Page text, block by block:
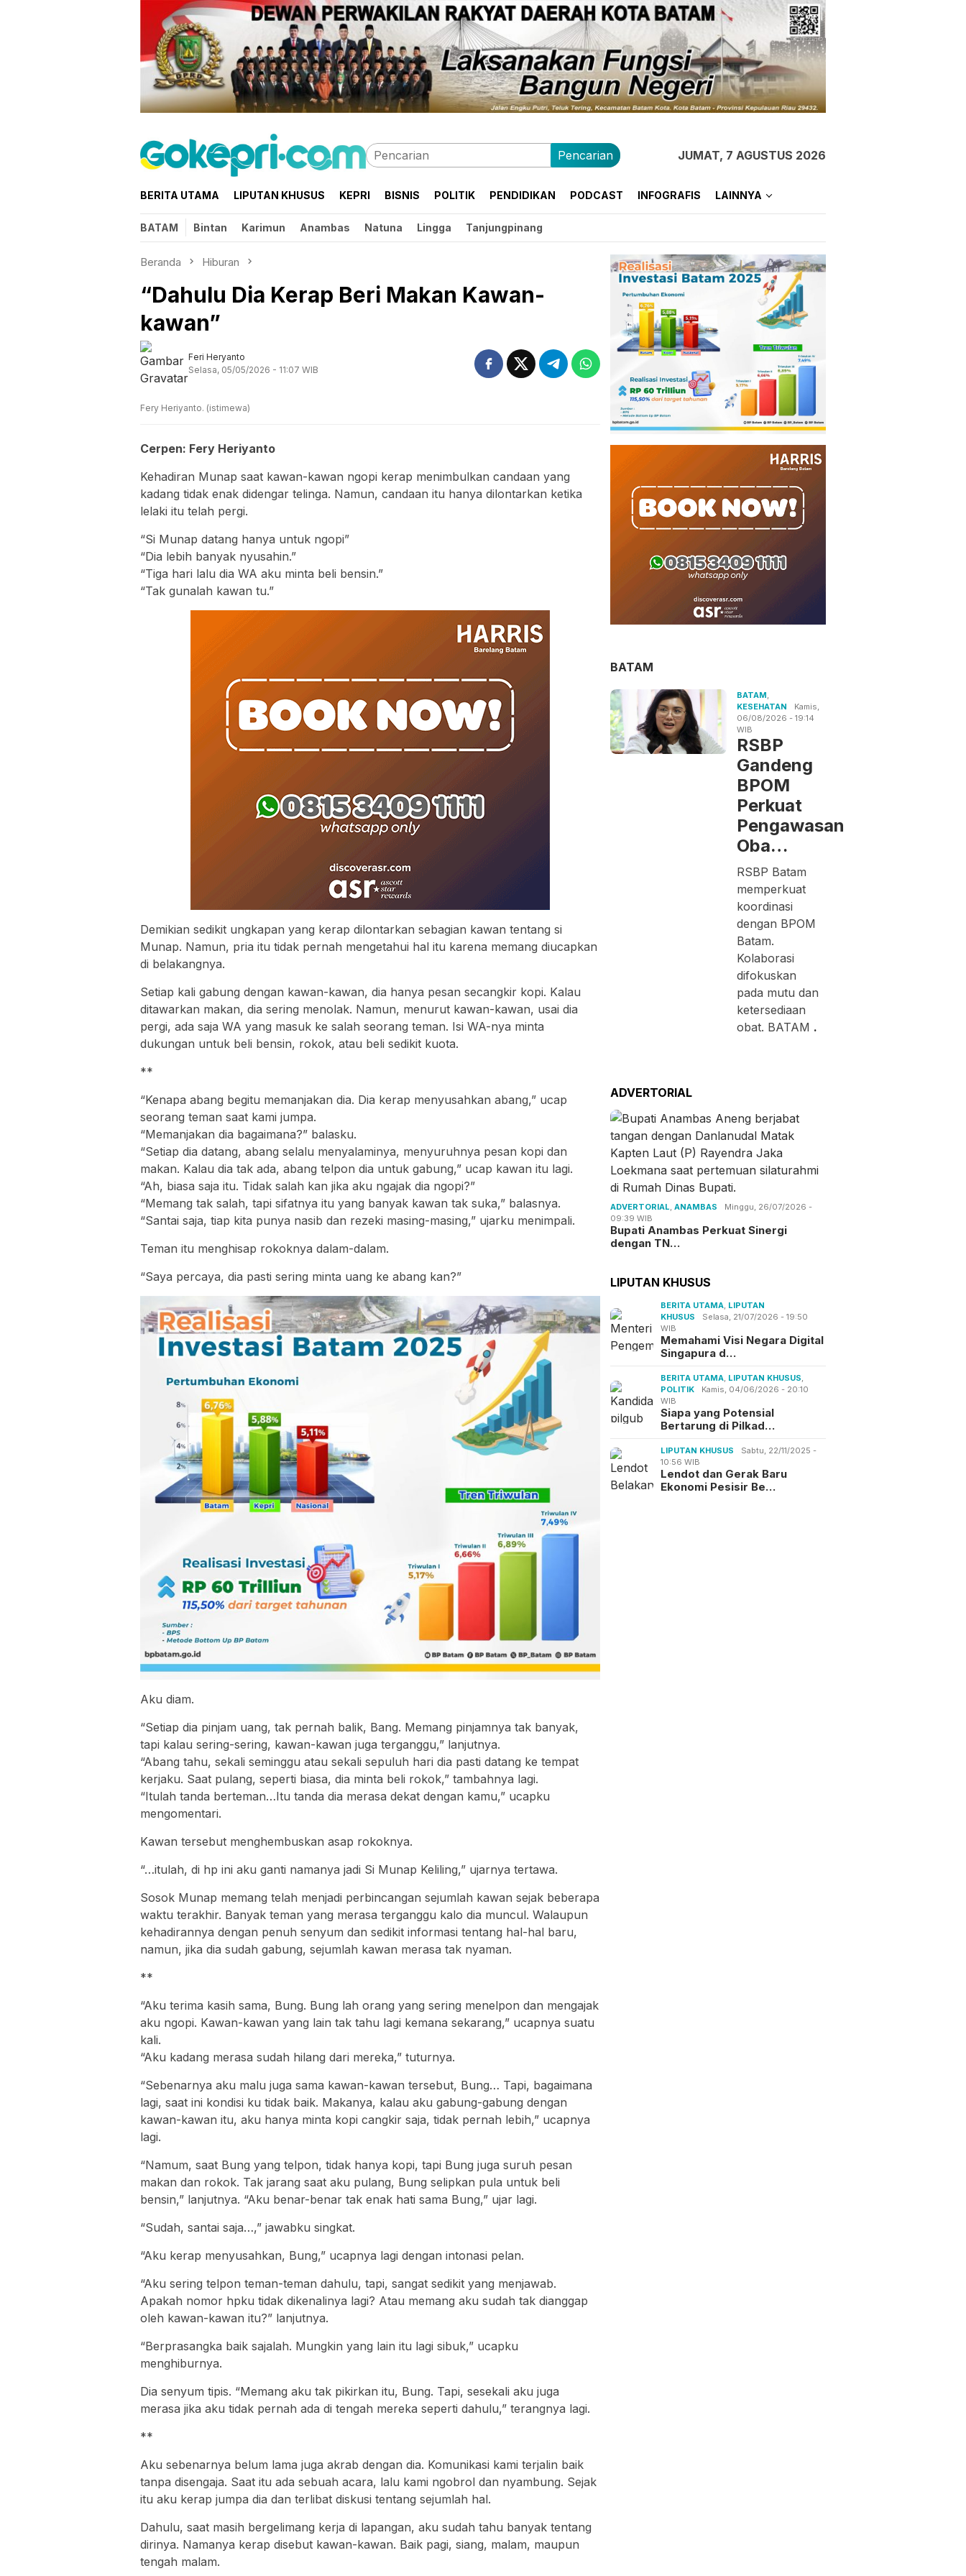
Pencarian JUMAT, 7 AGUSTUS 2026
BERITA UTAMA LIPUTAN KHUSUS KEPRI BISNIS POLITIK PENDIDIKAN PODCAST INFOGRAFIS LAINNYA
BATAM Bintan Karimun Anambas Natuna Lingga Tanjungpinang
Beranda Hiburan
“Dahulu Dia Kerap Beri Makan Kawan-
kawan”
Feri Heryanto
Selasa, 05/05/2026 - 11:07 WIB
Fery Heriyanto. (istimewa)
Cerpen: Fery Heriyanto
Kehadiran Munap saat kawan-kawan ngopi kerap menimbulkan candaan yang
kadang tidak enak didengar telinga. Namun, candaan itu hanya dilontarkan ketika
lelaki itu telah pergi.
“Si Munap datang hanya untuk ngopi”
“Dia lebih banyak nyusahin.”
“Tiga hari lalu dia WA aku minta beli bensin.”
“Tak gunalah kawan tu.”
Demikian sedikit ungkapan yang kerap dilontarkan sebagian kawan tentang si
Munap. Namun, pria itu tidak pernah mengetahui hal itu karena memang diucapkan
di belakangnya.
Setiap kali gabung dengan kawan-kawan, dia hanya pesan secangkir kopi. Kalau
ditawarkan makan, dia sering menolak. Namun, menurut kawan-kawan, usai dia
pergi, ada saja WA yang masuk ke salah seorang teman. Isi WA-nya minta
dukungan untuk beli bensin, rokok, atau beli sedikit kuota.
**
“Kenapa abang begitu memanjakan dia. Dia kerap menyusahkan abang,” ucap
seorang teman saat kami jumpa.
“Memanjakan dia bagaimana?” balasku.
“Setiap dia datang, abang selalu menyalaminya, menyuruhnya pesan kopi dan
makan. Kalau dia tak ada, abang telpon dia untuk gabung,” ucap kawan itu lagi.
“Ah, biasa saja itu. Tidak salah kan jika aku ngajak dia ngopi?”
“Memang tak salah, tapi sifatnya itu yang banyak kawan tak suka,” balasnya.
“Santai saja, tiap kita punya nasib dan rezeki masing-masing,” ujarku menimpali.
Teman itu menghisap rokoknya dalam-dalam.
“Saya percaya, dia pasti sering minta uang ke abang kan?”
Aku diam.
“Setiap dia pinjam uang, tak pernah balik, Bang. Memang pinjamnya tak banyak,
tapi kalau sering-sering, kawan-kawan juga terganggu,” lanjutnya.
“Abang tahu, sekali seminggu atau sekali sepuluh hari dia pasti datang ke tempat
kerjaku. Saat pulang, seperti biasa, dia minta beli rokok,” tambahnya lagi.
“Itulah tanda berteman…Itu tanda dia merasa dekat dengan kamu,” ucapku
mengomentari.
Kawan tersebut menghembuskan asap rokoknya.
“…itulah, di hp ini aku ganti namanya jadi Si Munap Keliling,” ujarnya tertawa.
Sosok Munap memang telah menjadi perbincangan sejumlah kawan sejak beberapa
waktu terakhir. Banyak teman yang merasa terganggu kalo dia muncul. Walaupun
kehadirannya dengan penuh senyum dan sedikit informasi tentang hal-hal baru,
namun, jika dia sudah gabung, sejumlah kawan merasa tak nyaman.
**
“Aku terima kasih sama, Bung. Bung lah orang yang sering menelpon dan mengajak
aku ngopi. Kawan-kawan yang lain tak tahu lagi kemana sekarang,” ucapnya suatu
kali.
“Aku kadang merasa sudah hilang dari mereka,” tuturnya.
“Sebenarnya aku malu juga sama kawan-kawan tersebut, Bung… Tapi, bagaimana
lagi, saat ini kondisi ku tidak baik. Makanya, kalau aku gabung-gabung dengan
kawan-kawan itu, aku hanya minta kopi cangkir saja, tidak pernah lebih,” ucapnya
lagi.
“Namum, saat Bung yang telpon, tidak hanya kopi, tapi Bung juga suruh pesan
makan dan rokok. Tak jarang saat aku pulang, Bung selipkan pula untuk beli
bensin,” lanjutnya. “Aku benar-benar tak enak hati sama Bung,” ujar lagi.
“Sudah, santai saja…,” jawabku singkat.
“Aku kerap menyusahkan, Bung,” ucapnya lagi dengan intonasi pelan.
“Aku sering telpon teman-teman dahulu, tapi, sangat sedikit yang menjawab.
Apakah nomor hpku tidak dikenalinya lagi? Atau memang aku sudah tak dianggap
oleh kawan-kawan itu?” lanjutnya.
“Berprasangka baik sajalah. Mungkin yang lain itu lagi sibuk,” ucapku
menghiburnya.
Dia senyum tipis. “Memang aku tak pikirkan itu, Bung. Tapi, sesekali aku juga
merasa jika aku tidak pernah ada di tengah mereka seperti dahulu,” terangnya lagi.
**
Aku sebenarnya belum lama juga akrab dengan dia. Komunikasi kami terjalin baik
tanpa disengaja. Saat itu ada sebuah acara, lalu kami ngobrol dan nyambung. Sejak
itu aku kerap jumpa dia dan terlibat diskusi tentang sejumlah hal.
Dahulu, saat masih bergelimang kerja di lapangan, aku sudah tahu banyak tentang
dirinya. Namanya kerap disebut kawan-kawan. Baik pagi, siang, malam, maupun
tengah malam.
BATAM
BATAM
KESEHATAN
Kamis,
06/08/2026 - 19:14
WIB
RSBP
Gandeng
BPOM
Perkuat
Pengawasan
Oba…
RSBP Batam
memperkuat
koordinasi
dengan BPOM
Batam.
Kolaborasi
difokuskan
pada mutu dan
ketersediaan
obat. BATAM .
ADVERTORIAL
ADVERTORIAL ,ANAMBAS
Minggu, 26/07/2026 -
09:39 WIB
Bupati Anambas Perkuat Sinergi
dengan TN…
LIPUTAN KHUSUS
BERITA UTAMA LIPUTAN
KHUSUS
Selasa, 21/07/2026 - 19:50
WIB
Memahami Visi Negara Digital
Singapura d…
BERITA UTAMA LIPUTAN KHUSUS
POLITIK
Kamis, 04/06/2026 - 20:10
WIB
Siapa yang Potensial
Bertarung di Pilkad…
LIPUTAN KHUSUS
Sabtu, 22/11/2025 -
10:56 WIB
Lendot dan Gerak Baru
Ekonomi Pesisir Be…